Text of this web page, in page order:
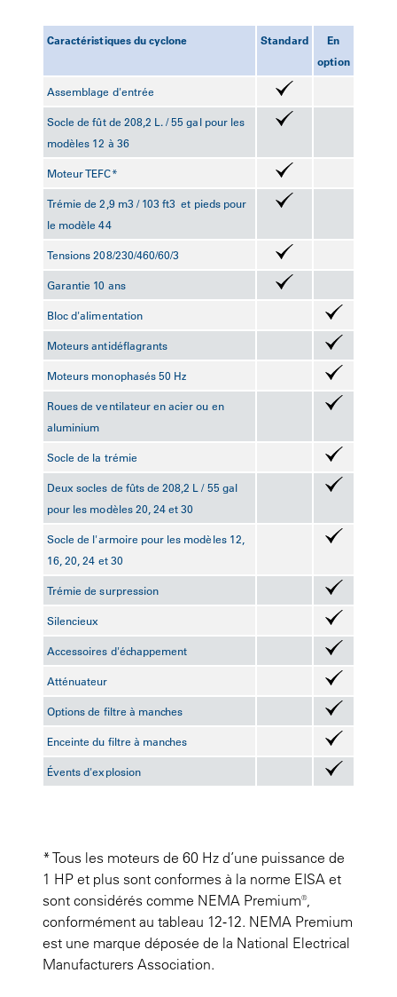
Caractéristiques du cyclone Standard
En
option
Assemblage d'entrée
Socle de fût de 208,2 L. / 55 gal pour les
modèles 12 à 36
Moteur TEFC*
Trémie de 2,9 m3 / 103 ft3 et pieds pour
le modèle 44
Tensions 208/230/460/60/3
Garantie 10 ans
Bloc d'alimentation
Moteurs antidéflagrants
Moteurs monophasés 50 Hz
Roues de ventilateur en acier ou en
aluminium
Socle de la trémie
Deux socles de fûts de 208,2 L / 55 gal
pour les modèles 20, 24 et 30
Socle de l'armoire pour les modèles 12,
16, 20, 24 et 30
Trémie de surpression
Silencieux
Accessoires d'échappement
Atténuateur
Options de filtre à manches
Enceinte du filtre à manches
Évents d'explosion
* Tous les moteurs de 60 Hz d’une puissance de
1 HP et plus sont conformes à la norme EISA et
sont considérés comme NEMA Premium®,
conformément au tableau 12‑12. NEMA Premium
est une marque déposée de la National Electrical
Manufacturers Association.